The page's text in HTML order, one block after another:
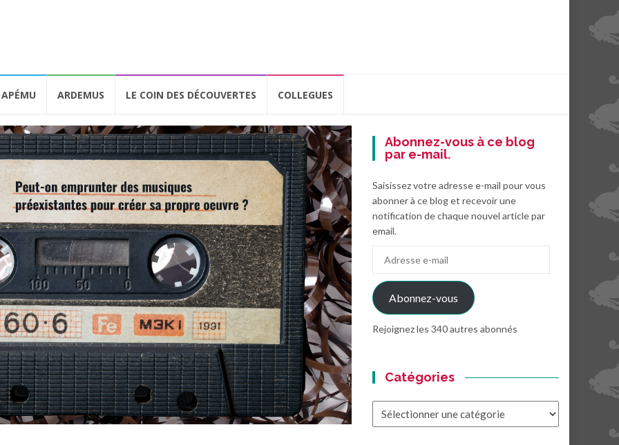
APÉMU ARDEMUS LE COIN DES DÉCOUVERTES COLLEGUES
Abonnez-vous à ce blog
par e-mail.
Saisissez votre adresse e-mail pour vous
abonner à ce blog et recevoir une
notification de chaque nouvel article par
email.
mail
Abonnez-vous
Rejoignez les 340 autres abonnés
Catégories